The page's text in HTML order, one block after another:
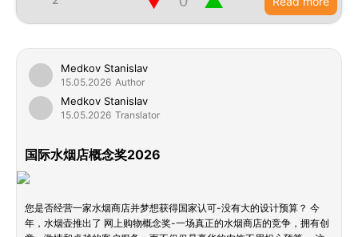
Medkov Stanislav
15.05.2026 Author
Medkov Stanislav
15.05.2026 Translator
国际水烟店概念奖2026
您是否经营一家水烟商店并梦想获得国家认可-没有大的设计预算？ 今
年，水烟壶推出了 网上购物概念奖-一场真正的水烟商店的竞争，拥有创